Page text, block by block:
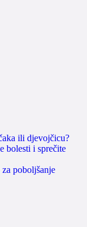
ili djevojčicu?
bolesti i sprečite
poboljšanje